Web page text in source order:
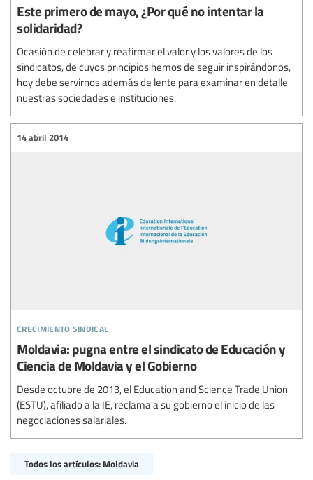
Este primero de mayo, ¿Por qué no intentar la
solidaridad?
Ocasión de celebrar y reafirmar el valor y los valores de los
sindicatos, de cuyos principios hemos de seguir inspirándonos,
hoy debe servirnos además de lente para examinar en detalle
nuestras sociedades e instituciones.
crecimiento sindical
14 abril 2014
Moldavia: pugna entre el sindicato de Educación y
Ciencia de Moldavia y el Gobierno
Desde octubre de 2013, el Education and Science Trade Union
(ESTU), afiliado a la IE, reclama a su gobierno el inicio de las
negociaciones salariales.
Todos los artículos: Moldavia